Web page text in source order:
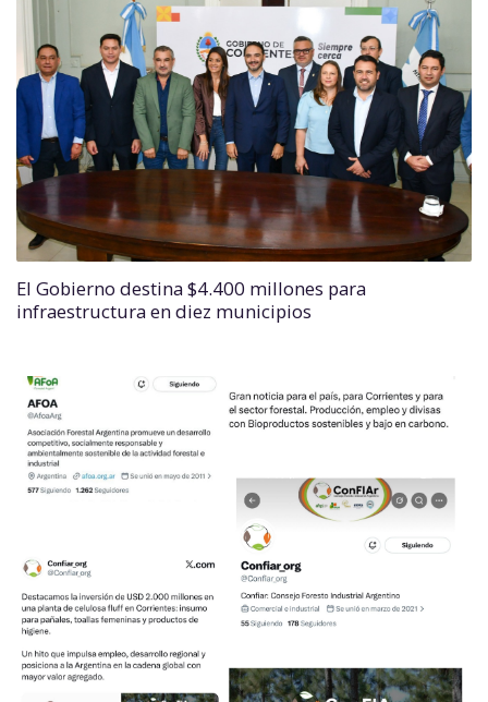
El Gobierno destina $4.400 millones para
infraestructura en diez municipios